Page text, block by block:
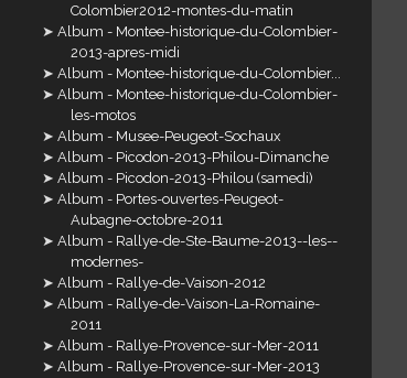
Colombier2012-montes-du-matin
Album - Montee-historique-du-Colombier-
2013-apres-midi
Album - Montee-historique-du-Colombier...
Album - Montee-historique-du-Colombier-
les-motos
Album - Musee-Peugeot-Sochaux
Album - Picodon-2013-Philou-Dimanche
Album - Picodon-2013-Philou (samedi)
Album - Portes-ouvertes-Peugeot-
Aubagne-octobre-2011
Album - Rallye-de-Ste-Baume-2013--les--
modernes-
Album - Rallye-de-Vaison-2012
Album - Rallye-de-Vaison-La-Romaine-
2011
Album - Rallye-Provence-sur-Mer-2011
Album - Rallye-Provence-sur-Mer-2013